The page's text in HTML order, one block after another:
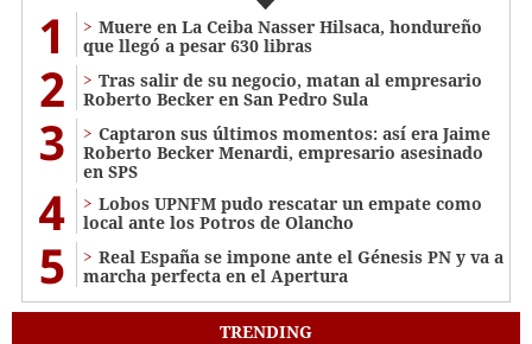
1
Muere en La Ceiba Nasser Hilsaca, hondureño
que llegó a pesar 630 libras
2
Tras salir de su negocio, matan al empresario
Roberto Becker en San Pedro Sula
3
Captaron sus últimos momentos: así era Jaime
Roberto Becker Menardi​​​, empresario asesinado
en SPS
4
Lobos UPNFM pudo rescatar un empate como
local ante los Potros de Olancho
5
Real España se impone ante el Génesis PN y va a
marcha perfecta en el Apertura
TRENDING